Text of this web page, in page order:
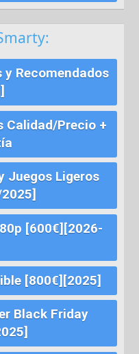
y Recomendados
Calidad/Precio +
Juegos Ligeros
[600€][2026-
[800€][2025]
Black Friday